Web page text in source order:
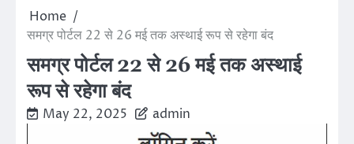
Home
समग्र पोर्टल 22 से 26 मई तक अस्थाई रूप से रहेगा बंद
समग्र पोर्टल 22 से 26 मई तक अस्थाई
रूप से रहेगा बंद
May 22, 2025 admin